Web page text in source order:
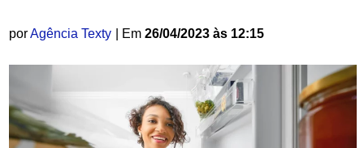
porAgência Texty | Em 26/04/2023 às 12:15